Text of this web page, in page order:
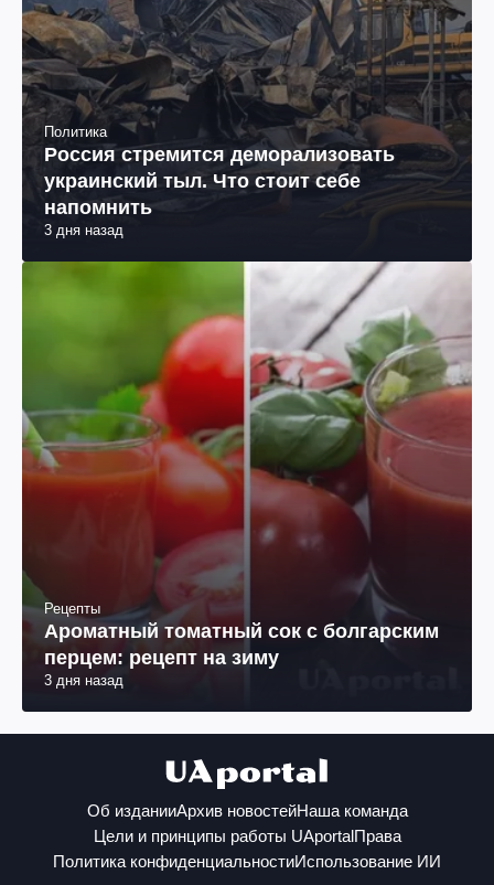
Политика
Россия стремится деморализовать
украинский тыл. Что стоит себе
напомнить
Рецепты
Ароматный томатный сок с болгарским
перцем: рецепт на зиму
Об изданииАрхив новостей Наша команда
Цели и принципы работы UAportalПрава